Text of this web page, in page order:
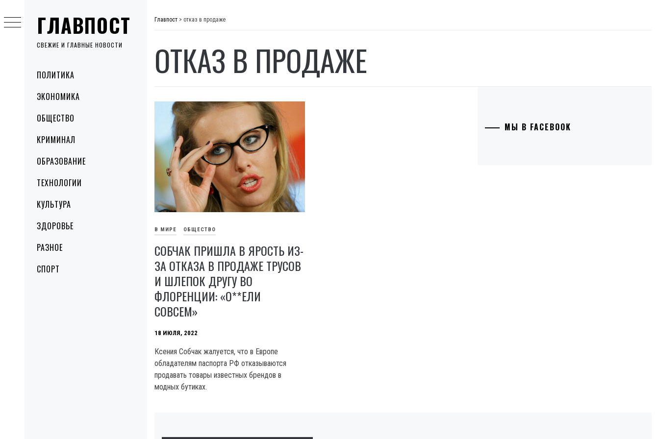
ГЛАВПОСТ
СВЕЖИЕ И ГЛАВНЫЕ НОВОСТИ
MenuПОЛИТИКА
ЭКОНОМИКА
ОБЩЕСТВО
КРИМИНАЛ
ОБРАЗОВАНИЕ
ТЕХНОЛОГИИ
КУЛЬТУРА
ЗДОРОВЬЕ
РАЗНОЕ
СПОРТ
to
content
Главпост > отказ в продаже
ОТКАЗ В ПРОДАЖЕ
В МИРЕ ОБЩЕСТВО
СОБЧАК ПРИШЛА В ЯРОСТЬ ИЗ-
ЗА ОТКАЗА В ПРОДАЖЕ ТРУСОВ
И ШЛЕПОК ДРУГУ ВО
ФЛОРЕНЦИИ: «О**ЕЛИ
СОВСЕМ»
18 ИЮЛЯ, 2022
Ксения Собчак жалуется, что в Европе
обладателям паспорта РФ отказываются
продавать товары известных брендов в
модных бутиках.
МЫ В FACEBOOK